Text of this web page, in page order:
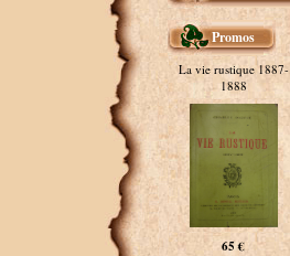
Promos
La vie rustique 1887-
1888
65 €